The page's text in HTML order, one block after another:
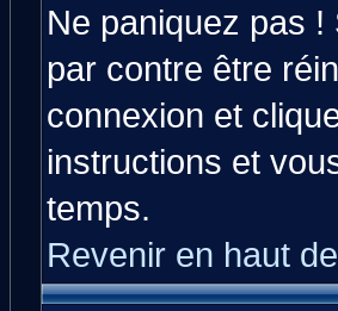
Ne paniquez pas
par contre être
connexion et
instructions et
temps.
Revenir en haut